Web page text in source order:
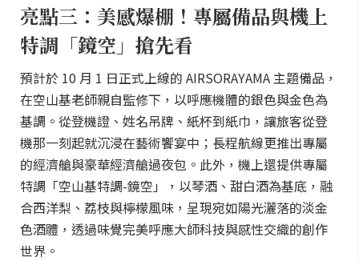
亮點三：美感爆棚！專屬備品與機上
特調「鏡空」搶先看
預計於 10 月 1 日正式上線的 AIRSORAYAMA 主題備品，
在空山基老師親自監修下，以呼應機體的銀色與金色為
基調。從登機證、姓名吊牌、紙杯到紙巾，讓旅客從登
機那一刻起就沉浸在藝術饗宴中；長程航線更推出專屬
的經濟艙與豪華經濟艙過夜包。此外，機上還提供專屬
特調「空山基特調-鏡空」，以琴酒、甜白酒為基底，融
合西洋梨、荔枝與檸檬風味，呈現宛如陽光灑落的淡金
色酒體，透過味覺完美呼應大師科技與感性交織的創作
世界。